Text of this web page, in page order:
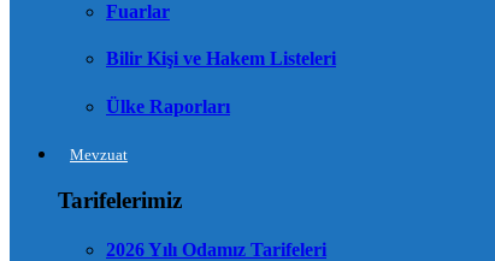
Fuarlar
Bilir Kişi ve Hakem Listeleri
Ülke Raporları
Mevzuat
Tarifelerimiz
2026 Yılı Odamız Tarifeleri